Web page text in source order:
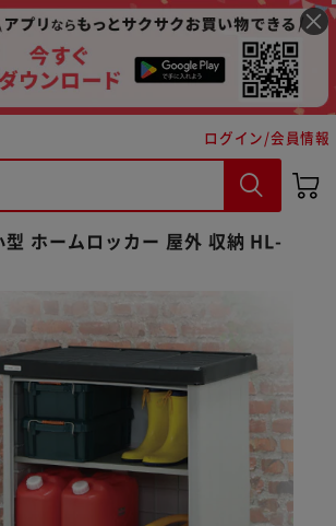
ログイン/会員情報
型 ホームロッカー 屋外 収納 HL-
さい